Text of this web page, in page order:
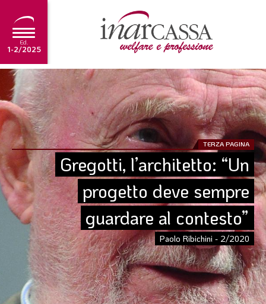
Ed.
1-2/2025
NEWS
EDITORIALE
TUTORIAL
SCADENZARIO
ARCHIVIO
Ultima edizione
1-2/2025
SOMMARIO
EDITORIALE
TERZA PAGINA
Gregotti, l’architetto: “Un
progetto deve sempre
guardare al contesto”
Paolo Ribichini - 2/2020